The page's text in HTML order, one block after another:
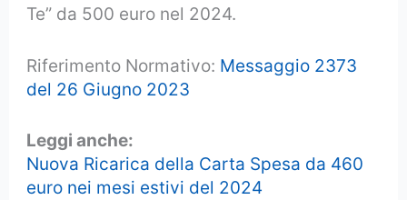
Te” da 500 euro nel 2024.
Riferimento Normativo: Messaggio 2373
del 26 Giugno 2023
Leggi anche:
Nuova Ricarica della Carta Spesa da 460
euro nei mesi estivi del 2024